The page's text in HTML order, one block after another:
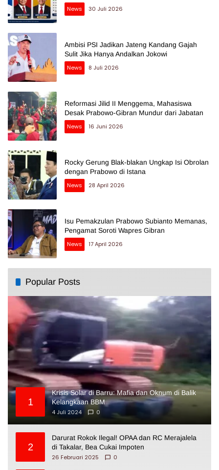
News
30 Juli 2026
Ambisi PSI Jadikan Jateng Kandang Gajah
Sulit Jika Hanya Andalkan Jokowi
News
8 Juli 2026
Reformasi Jilid II Menggema, Mahasiswa
Desak Prabowo-Gibran Mundur dari Jabatan
News
16 Juni 2026
Rocky Gerung Blak-blakan Ungkap Isi Obrolan
dengan Prabowo di Istana
News
28 April 2026
Isu Pemakzulan Prabowo Subianto Memanas,
Pengamat Soroti Wapres Gibran
News
17 April 2026
Popular Posts
1
Krisis Solar di Barru: Mafia dan Oknum di Balik
Kelangkaan BBM
4 Juli 2024
0
2
Darurat Rokok Ilegal! OPAA dan RC Merajalela
di Takalar, Bea Cukai Impoten
26 Februari 2025
0